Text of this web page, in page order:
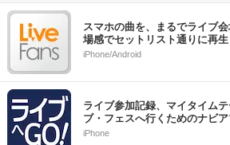
スマホの曲を、まるでライブ
場感でセットリスト通りに再生
iPhone/Android
ライブ参加記録、マイタイム
ブ・フェスへ行くためのナビア
iPhone